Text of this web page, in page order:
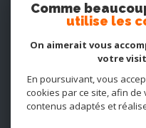
Comme
utilise les
On aimerait vous
votre
En poursuivant, vous
cookies par ce site, afin
contenus adaptés et